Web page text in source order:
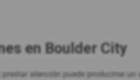
en Boulder City
atención puede producirse un